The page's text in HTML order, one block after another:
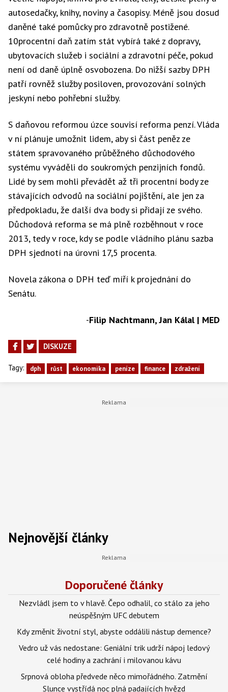
autosedačky, knihy, noviny a časopisy. Méně jsou dosud
daněné také pomůcky pro zdravotně postižené.
10procentní daň zatím stát vybírá také z dopravy,
ubytovacích služeb i sociální a zdravotní péče, pokud
není od daně úplně osvobozena. Do nižší sazby DPH
patří rovněž služby posiloven, provozování solných
jeskyní nebo pohřební služby.
S daňovou reformou úzce souvisí reforma penzí. Vláda
v ní plánuje umožnit lidem, aby si část peněz ze
státem spravovaného průběžného důchodového
systému vyváděli do soukromých penzijních fondů.
Lidé by sem mohli převádět až tři procentní body ze
stávajících odvodů na sociální pojištění, ale jen za
předpokladu, že další dva body si přidají ze svého.
Důchodová reforma se má plně rozběhnout v roce
2013, tedy v roce, kdy se podle vládního plánu sazba
DPH sjednotí na úrovni 17,5 procenta.
Novela zákona o DPH teď míří k projednání do
Senátu.
-Filip Nachtmann, Jan Kálal | MED
DISKUZE
Tagy: dph růst ekonomika peníze finance zdražení
Nejnovější články
Doporučené články
Nezvládl jsem to v hlavě. Čepo odhalil, co stálo za jeho
neúspěšným UFC debutem
Kdy změnit životní styl, abyste oddálili nástup demence?
Vedro už vás nedostane: Geniální trik udrží nápoj ledový
celé hodiny a zachrání i milovanou kávu
Srpnová obloha předvede něco mimořádného. Zatmění
Slunce vystřídá noc plná padajících hvězd